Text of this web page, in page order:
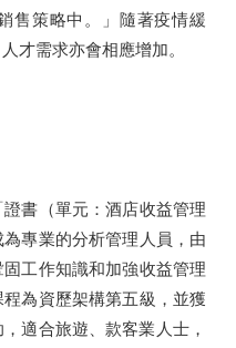
售策略中。」隨著疫情緩
才需求亦會相應增加。
書（單元：酒店收益管理
專業的分析管理人員，由
工作知識和加強收益管理
為資歷架構第五級，並獲
適合旅遊、款客業人士，